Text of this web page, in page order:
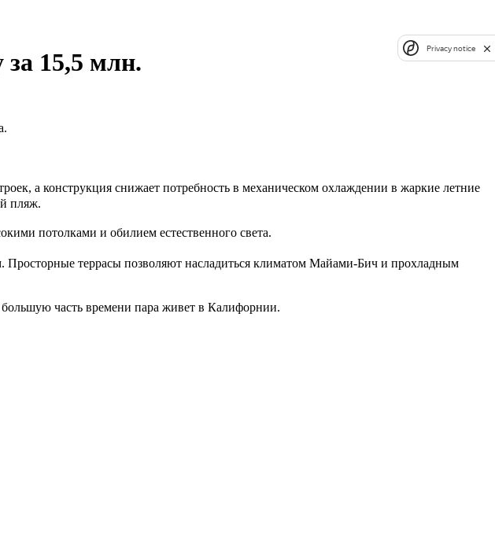
15,5 млн.
а конструкция снижает потребность в механическом охлаждении в жаркие летние
пляж.
потолками и обилием естественного света.
Просторные террасы позволяют насладиться климатом Майами-Бич и прохладным
часть времени пара живет в Калифорнии.
Privacy notice